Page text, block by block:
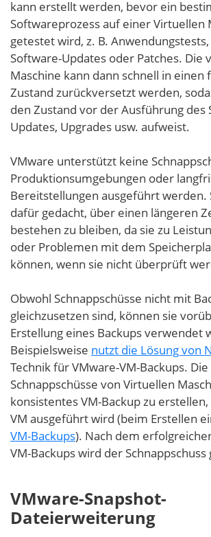
kann erstellt werden, bevor ein
Softwareprozess auf einer Virtuellen
getestet wird, z. B.
Software-Updates oder Patches. Die
Maschine kann dann schnell in einen
Zustand zurückversetzt werden,
den Zustand vor der Ausführung des
Updates, Upgrades usw. aufweist.
VMware unterstützt keine
Produktionsumgebungen oder
Bereitstellungen ausgeführt werden.
dafür gedacht, über einen längeren
bestehen zu bleiben, da sie zu
oder Problemen mit dem
können, wenn sie nicht überprüft
Obwohl Schnappschüsse nicht mit
gleichzusetzen sind, können sie
Erstellung eines Backups verwendet
Beispielsweise nutzt die Lösung von
Technik für VMware-VM-Backups.
Schnappschüsse von Virtuellen
konsistentes VM-Backup zu
VM ausgeführt wird (beim Erstellen
VM-Backups). Nach dem
VM-Backups wird der Schnappschuss
VMware-Snapshot-
Dateierweiterung